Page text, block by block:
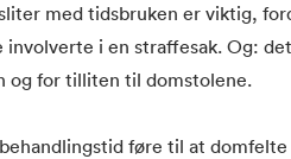
med tidsbruken er viktig,
i en straffesak. Og:
og for tilliten til domstolene.
føre til at